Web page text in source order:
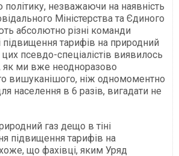
незважаючи на наявність
Міністерства та Єдиного
абсолютно різні команди
підвищення тарифів на природний
цих псевдо-спеціалістів виявилось
як ми вже неодноразово
вишуканішого, ніж одномоментно
населення в 6 разів, вигадати не
газ дещо в тіні
підвищення тарифів на
що фахівці, яким Уряд